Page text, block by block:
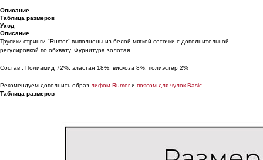
Описание
Таблица размеров
Уход
Описание
Трусики стринги "Rumor" выполнены из белой мягкой сеточки с дополнительной
регулировкой по обхвату. Фурнитура золотая.
Состав : Полиамид 72%, эластан 18%, вискоза 8%, полиэстер 2%
Рекомендуем дополнить образ лифом Rumorи поясом для чулок Basic
Таблица размеров